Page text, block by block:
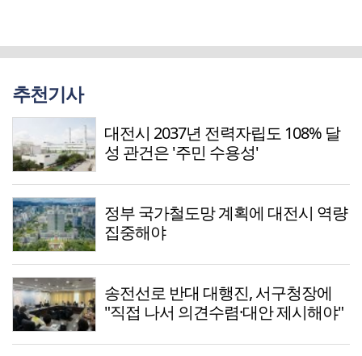
추천기사
대전시 2037년 전력자립도 108% 달
성 관건은 '주민 수용성'
정부 국가철도망 계획에 대전시 역량
집중해야
송전선로 반대 대행진, 서구청장에
"직접 나서 의견수렴·대안 제시해야"